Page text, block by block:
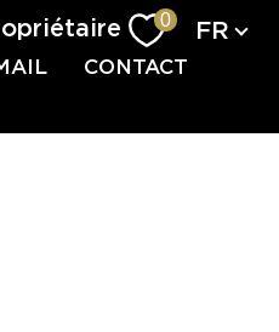
0 FR
CONTACT